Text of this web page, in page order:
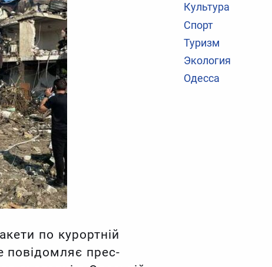
Культура
Спорт
Туризм
Экология
Одесса
по курортній
повідомляє прес-